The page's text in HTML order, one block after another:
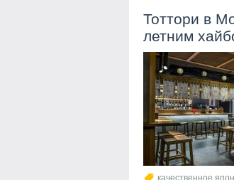
Тоттори в
летним
качественное